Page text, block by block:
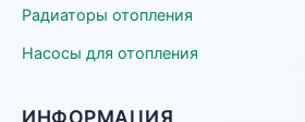
Радиаторы отопления
Насосы для отопления
ИНФОРМАЦИЯ